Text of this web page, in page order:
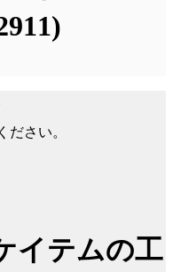
ださい。
イテムの工